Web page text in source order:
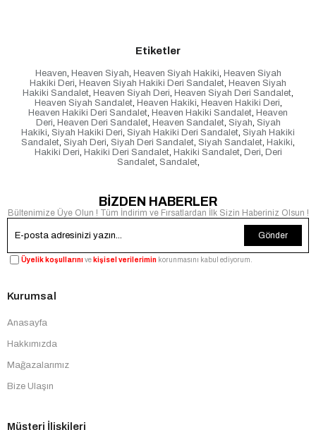
Etiketler
Heaven, Heaven Siyah, Heaven Siyah Hakiki, Heaven Siyah
Hakiki Deri, Heaven Siyah Hakiki Deri Sandalet, Heaven Siyah
Hakiki Sandalet, Heaven Siyah Deri, Heaven Siyah Deri Sandalet,
Heaven Siyah Sandalet, Heaven Hakiki, Heaven Hakiki Deri,
Heaven Hakiki Deri Sandalet, Heaven Hakiki Sandalet, Heaven
Deri, Heaven Deri Sandalet, Heaven Sandalet, Siyah, Siyah
Hakiki, Siyah Hakiki Deri, Siyah Hakiki Deri Sandalet, Siyah Hakiki
Sandalet, Siyah Deri, Siyah Deri Sandalet, Siyah Sandalet, Hakiki,
Hakiki Deri, Hakiki Deri Sandalet, Hakiki Sandalet, Deri, Deri
Sandalet, Sandalet,
BİZDEN HABERLER
Bültenimize Üye Olun ! Tüm İndirim ve Fırsatlardan İlk Sizin Haberiniz Olsun !
Gönder
Üyelik koşullarınıve kişisel verilerimin korunmasını kabul ediyorum.
Kurumsal
Anasayfa
Hakkımızda
Mağazalarımız
Bize Ulaşın
Müşteri İlişkileri